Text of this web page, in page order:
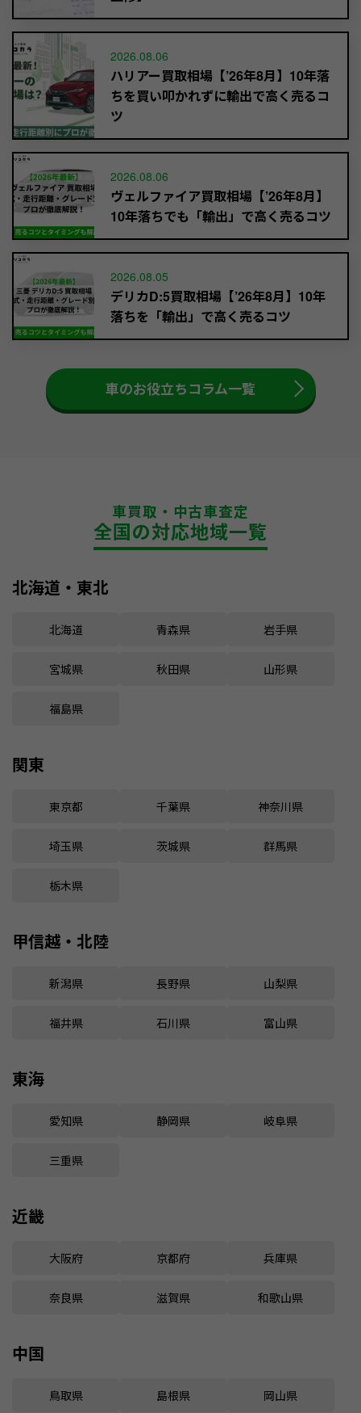
2026.08.06
ハリアー買取相場【’26年8月】10年落
ちを買い叩かれずに輸出で高く売るコ
ツ
2026.08.06
ヴェルファイア買取相場【’26年8月】
10年落ちでも「輸出」で高く売るコツ
2026.08.05
デリカD:5買取相場【’26年8月】10年
落ちを「輸出」で高く売るコツ
車のお役立ちコラム一覧
車買取・中古車査定
全国の対応地域一覧
北海道・東北
北海道 青森県 岩手県
宮城県 秋田県 山形県
福島県
関東
東京都 千葉県 神奈川県
埼玉県 茨城県 群馬県
栃木県
甲信越・北陸
新潟県 長野県 山梨県
福井県 石川県 富山県
東海
愛知県 静岡県 岐阜県
三重県
近畿
大阪府 京都府 兵庫県
奈良県 滋賀県 和歌山県
中国
鳥取県 島根県 岡山県